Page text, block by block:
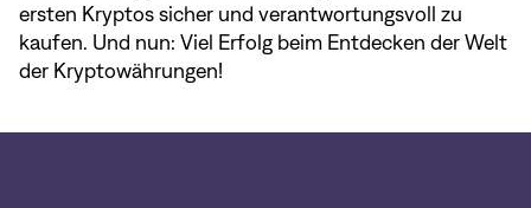
ersten Kryptos sicher und verantwortungsvoll zu
kaufen. Und nun: Viel Erfolg beim Entdecken der Welt
der Kryptowährungen!